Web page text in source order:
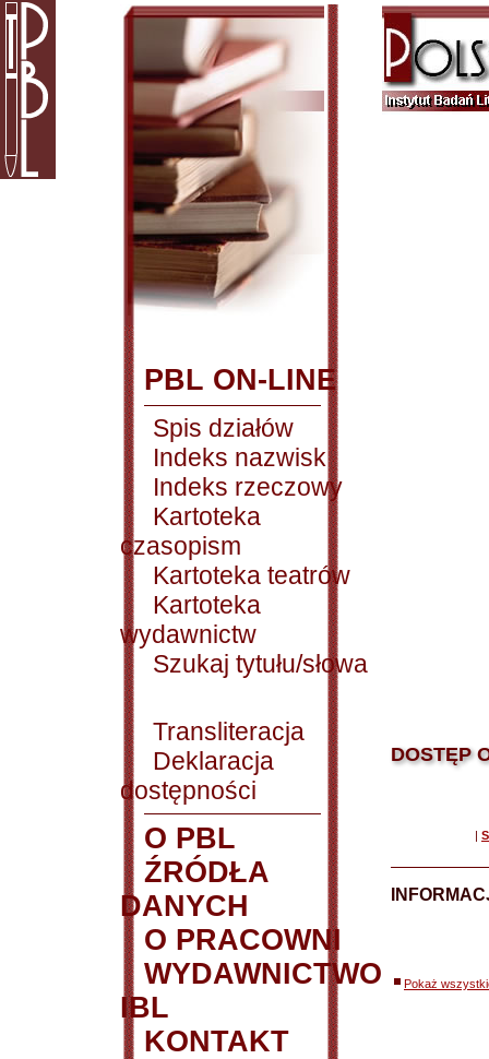
PBL ON-LINE
Spis działów
Indeks nazwisk
Indeks rzeczowy
Kartoteka
czasopism
Kartoteka teatrów
Kartoteka
wydawnictw
Szukaj tytułu/słowa
Transliteracja
Deklaracja
dostępności
O PBL
ŹRÓDŁA
DANYCH
O PRACOWNI
WYDAWNICTWO
IBL
KONTAKT
DOSTĘP
|
Pokaż